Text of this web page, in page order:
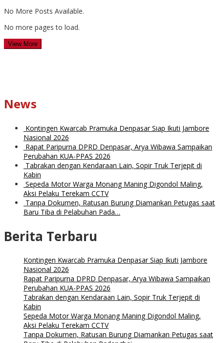
No More Posts Available.
No more pages to load.
View More
News
Kontingen Kwarcab Pramuka Denpasar Siap Ikuti Jambore
Nasional 2026
Rapat Paripurna DPRD Denpasar, Arya Wibawa Sampaikan
Perubahan KUA-PPAS 2026
Tabrakan dengan Kendaraan Lain, Sopir Truk Terjepit di
Kabin
Sepeda Motor Warga Monang Maning Digondol Maling,
Aksi Pelaku Terekam CCTV
Tanpa Dokumen, Ratusan Burung Diamankan Petugas saat
Baru Tiba di Pelabuhan Pada…
Berita Terbaru
Kontingen Kwarcab Pramuka Denpasar Siap Ikuti Jambore
Nasional 2026
Rapat Paripurna DPRD Denpasar, Arya Wibawa Sampaikan
Perubahan KUA-PPAS 2026
Tabrakan dengan Kendaraan Lain, Sopir Truk Terjepit di
Kabin
Sepeda Motor Warga Monang Maning Digondol Maling,
Aksi Pelaku Terekam CCTV
Tanpa Dokumen, Ratusan Burung Diamankan Petugas saat